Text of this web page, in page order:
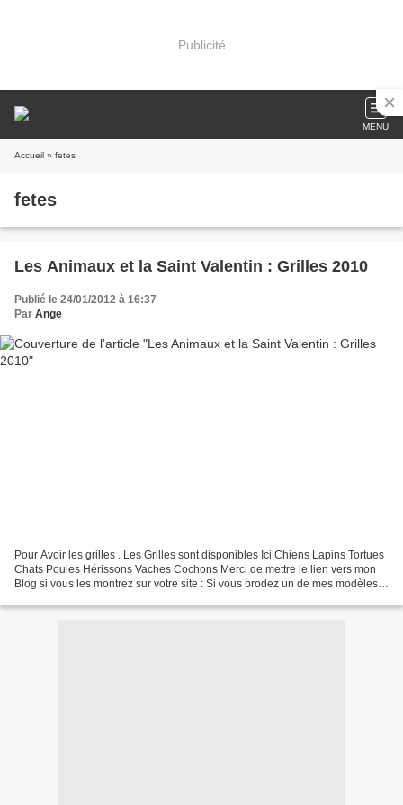
Publicité
MENU
Accueil » fetes
fetes
Les Animaux et la Saint Valentin : Grilles 2010
Publié le 24/01/2012 à 16:37
Par Ange
Pour Avoir les grilles . Les Grilles sont disponibles Ici Chiens Lapins Tortues
Chats Poules Hérissons Vaches Cochons Merci de mettre le lien vers mon
Blog si vous les montrez sur votre site : Si vous brodez un de mes modèles